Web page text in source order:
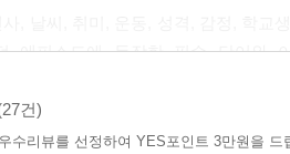
에피소드에 등장한 필수 단어와
[STEP 03 단어를 연습해요]는 단어
건)
수리뷰를 선정하여 YES포인트 3만원을 드